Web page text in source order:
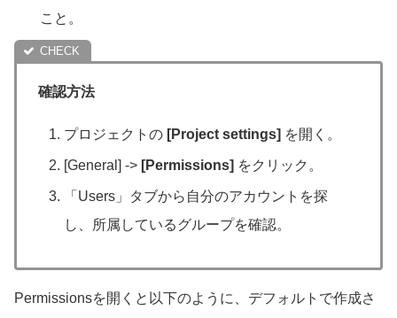
こと。
確認方法
プロジェクトの [Project settings] を開く。
[General] -> [Permissions] をクリック。
「Users」タブから自分のアカウントを探
し、所属しているグループを確認。
Permissionsを開くと以下のように、デフォルトで作成さ